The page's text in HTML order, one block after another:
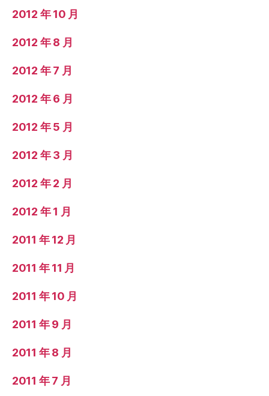
2012 年 10 月
2012 年 8 月
2012 年 7 月
2012 年 6 月
2012 年 5 月
2012 年 3 月
2012 年 2 月
2012 年 1 月
2011 年 12 月
2011 年 11 月
2011 年 10 月
2011 年 9 月
2011 年 8 月
2011 年 7 月